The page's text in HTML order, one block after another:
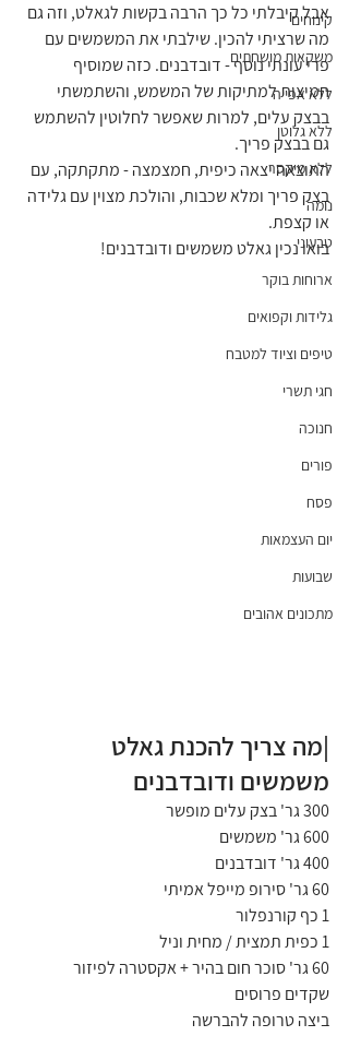
קינוחים
משקאות מושחתים
ללא אפייה
ללא גלוטן
ללא מיקסר
נומה
טבעוני
ארוחות בוקר
גלידות וקפואים
טיפים וציוד למטבח
חגי תשרי
חנוכה
פורים
פסח
יום העצמאות
שבועות
מתכונים אהובים
אבל קיבלתי כל כך הרבה בקשות לגאלט, וזה גם
מה שרציתי להכין. שילבתי את המשמשים עם
פרי עונתי נוסף - דובדבנים. כזה שמוסיף
חמיצות למתיקות של המשמש, והשתמשתי
בבצק עלים, למרות שאפשר לחלוטין להשתמש
גם בבצק פריך.
התוצאה יצאה כיפית, חמצמצה - מתקתקה, עם
בצק פריך ומלא שכבות, והולכת מצוין עם גלידה
או קצפת.
בואו נכין גאלט משמשים ודובדבנים!
|מה צריך להכנת גאלט
משמשים ודובדבנים
300 גר' בצק עלים מופשר
600 גר' משמשים
400 גר' דובדבנים
60 גר' סירופ מייפל אמיתי
1 כף קורנפלור
1 כפית תמצית / מחית וניל
60 גר' סוכר חום בהיר + אקסטרה לפיזור
שקדים פרוסים
ביצה טרופה להברשה